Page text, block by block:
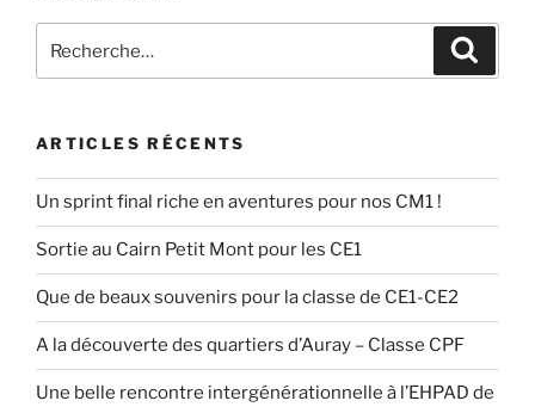
pour
ARTICLES RÉCENTS
Un sprint final riche en aventures pour nos CM1 !
Sortie au Cairn Petit Mont pour les CE1
Que de beaux souvenirs pour la classe de CE1-CE2
A la découverte des quartiers d’Auray – Classe CPF
Une belle rencontre intergénérationnelle à l’EHPAD de